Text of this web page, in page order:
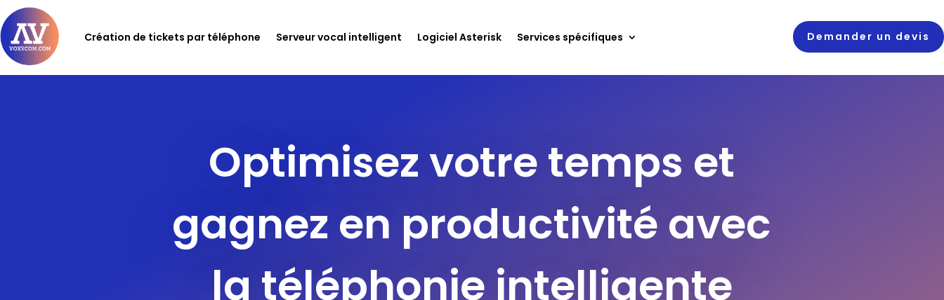
Création de tickets par téléphone Serveur vocal intelligent Logiciel Asterisk Services spécifiques Demander un devis
Optimisez votre temps et
gagnez en productivité avec
la téléphonie intelligente